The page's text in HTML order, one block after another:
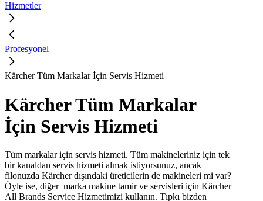
Hizmetler
Profesyonel
Kärcher Tüm Markalar İçin Servis Hizmeti
Kärcher Tüm Markalar
İçin Servis Hizmeti
Tüm markalar için servis hizmeti. Tüm makineleriniz için tek
bir kanaldan servis hizmeti almak istiyorsunuz, ancak
filonuzda Kärcher dışındaki üreticilerin de makineleri mi var?
Öyle ise, diğer marka makine tamir ve servisleri için Kärcher
All Brands Service Hizmetimizi kullanın. Tıpkı bizden